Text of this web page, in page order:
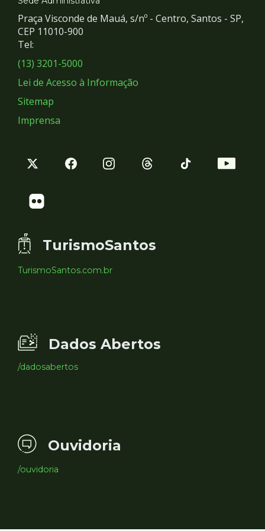
e
Redes
Sociais
Praça Visconde de Mauá, s/nº - Centro, Santos - SP,
CEP 11010-900
Tel:
(13) 3201-5000
Lei de Acesso à Informação
Sitemap
Imprensa
TurismoSantos
TurismoSantos.com.br
Dados Abertos
/dadosabertos
Ouvidoria
/ouvidoria